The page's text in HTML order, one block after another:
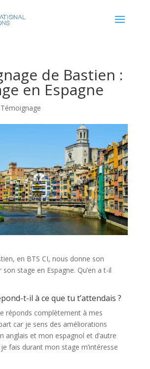
de Bastien :
en Espagne
Témoignage
en BTS CI, nous donne son
stage en Espagne. Qu’en a t-il
t-il à ce que tu t’attendais ?
réponds complètement à mes
car je sens des améliorations
anglais et mon espagnol et d’autre
fais durant mon stage m’intéresse